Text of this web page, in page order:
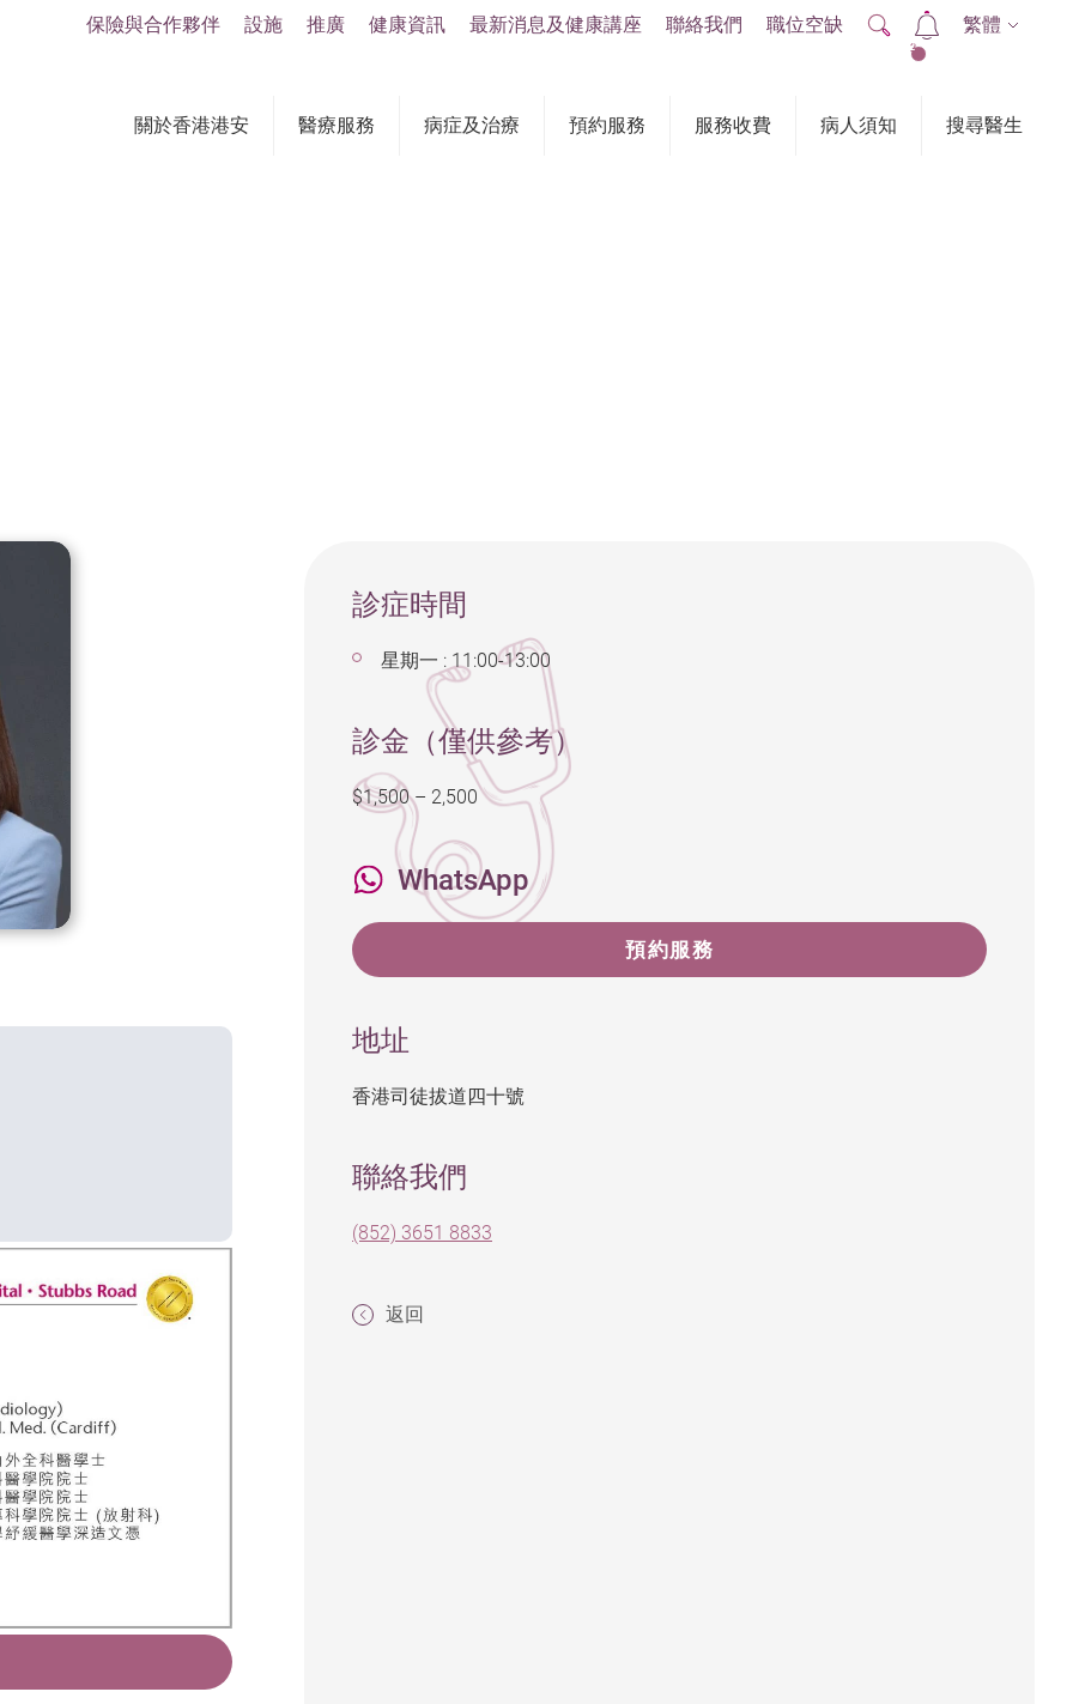
關於香港港安 醫療服務 病症及治療 預約服務 服務收費 病人須知 搜尋醫生
保險與合作夥伴 設施 推廣 健康資訊 最新消息及健康講座 聯絡我們 職位空缺
2
繁體
診症時間
星期一 : 11:00-13:00
診金（僅供參考）
$1,500 – 2,500
WhatsApp
預約服務
地址
香港司徒拔道四十號
聯絡我們
(852) 3651 8833
返回